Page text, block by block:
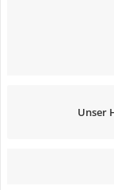
Unser